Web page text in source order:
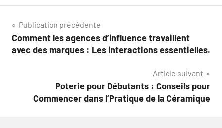
Navigation
de
Publication précédente
Comment les agences d’influence travaillent
avec des marques : Les interactions essentielles.
Article suivant
Poterie pour Débutants : Conseils pour
Commencer dans l’Pratique de la Céramique